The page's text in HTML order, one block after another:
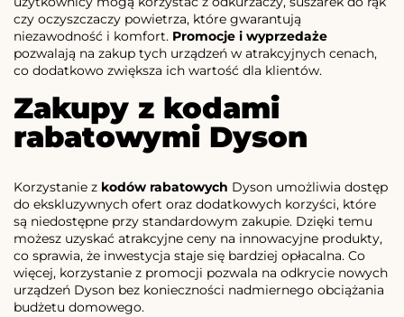
czy oczyszczaczy powietrza, które gwarantują
niezawodność i komfort. Promocje i wyprzedaże
pozwalają na zakup tych urządzeń w atrakcyjnych cenach,
co dodatkowo zwiększa ich wartość dla klientów.
Zakupy z kodami
rabatowymi Dyson
Korzystanie z kodów rabatowych Dyson umożliwia dostęp
do ekskluzywnych ofert oraz dodatkowych korzyści, które
są niedostępne przy standardowym zakupie. Dzięki temu
możesz uzyskać atrakcyjne ceny na innowacyjne produkty,
co sprawia, że inwestycja staje się bardziej opłacalna. Co
więcej, korzystanie z promocji pozwala na odkrycie nowych
urządzeń Dyson bez konieczności nadmiernego obciążania
budżetu domowego.